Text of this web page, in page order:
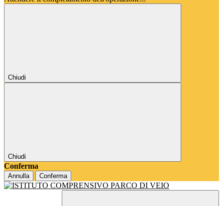
Chiudi
Chiudi
Conferma
Annulla Conferma